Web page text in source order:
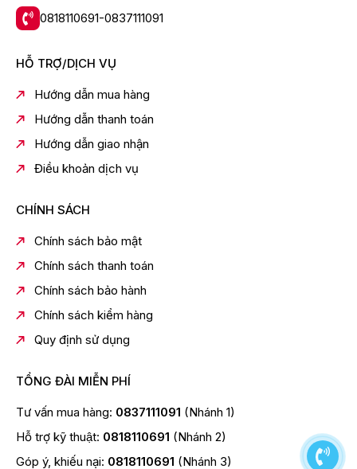
*Hình ảnh chỉ mang tính chất minh họa
những luồng không khí lạnh tới mọi ngóc ngách trong tủ
lạnh, duy trì đồng đều mức nhiệt độ để mọi thứ luôn
được tươi và tiết kiệm điện hiệu quả.
- Bảng điều khiển cảm ứng được tích hợp ngay bên
khi điều chỉnh nhiệt độ cũng như kích hoạt các tính
năng khác.
0818110691-0837111091
HỖ TRỢ/DỊCH VỤ
Hướng dẫn mua hàng
Hướng dẫn thanh toán
Hướng dẫn giao nhận
Điều khoản dịch vụ
CHÍNH SÁCH
Chính sách bảo mật
Chính sách thanh toán
Chính sách bảo hành
Chính sách kiểm hàng
Quy định sử dụng
TỔNG ĐÀI MIỄN PHÍ
Tư vấn mua hàng: 0837111091 (Nhánh 1)
Hỗ trợ kỹ thuật: 0818110691 (Nhánh 2)
Góp ý, khiếu nại: 0818110691 (Nhánh 3)